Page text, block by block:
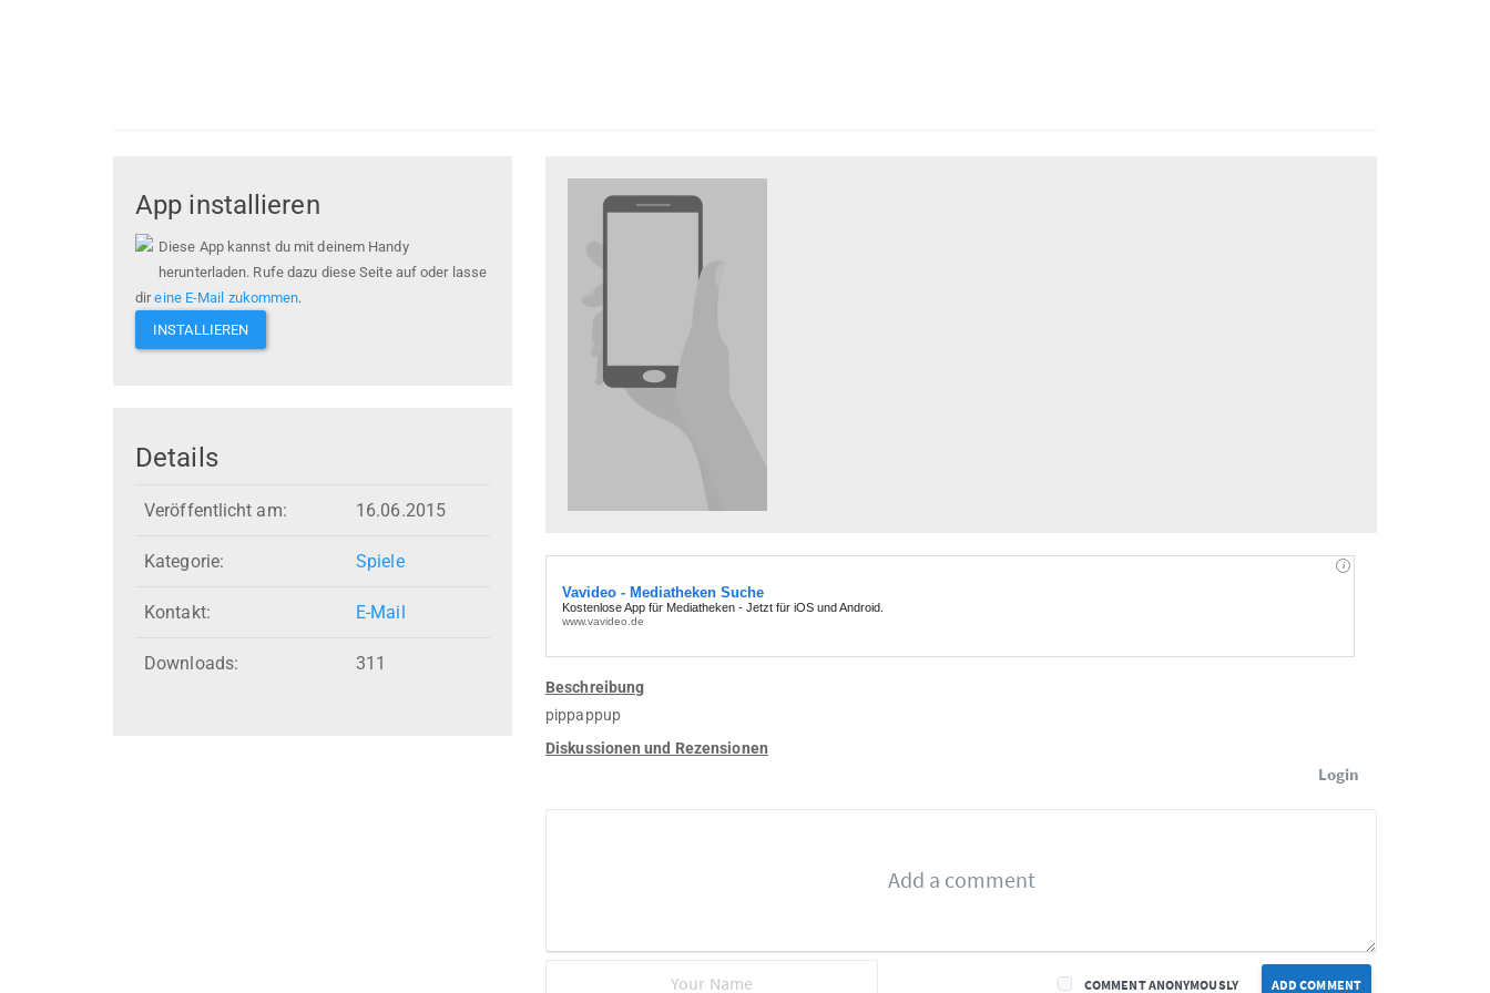
App installieren
Diese App kannst du mit deinem Handy
herunterladen. Rufe dazu diese Seite auf oder lasse
direine E-Mail zukommen.
INSTALLIEREN
Details
Veröffentlicht am: 16.06.2015
Kategorie: Spiele
Kontakt: E-Mail
Downloads: 311
Beschreibung
pippappup
Diskussionen und Rezensionen
Login
ADD COMMENT
COMMENT ANONYMOUSLY